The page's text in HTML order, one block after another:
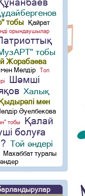
тобы
Қайрат
орындаушылар
тобы
Жорабаева
Мөлдір
Топ
Шәмші
Халық
мен
Әуелбекова
тобы
Қалай
болуға
Той әндері
Махаббат туралы
әндер